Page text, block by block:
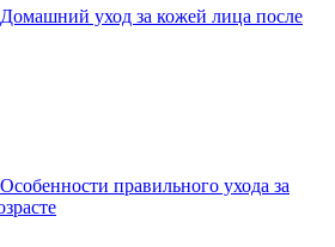
Домашний уход за кожей лица после
Особенности правильного ухода за